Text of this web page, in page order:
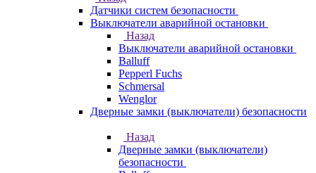
Датчики систем безопасности
Выключатели аварийной остановки
Назад
Выключатели аварийной остановки
Balluff
Pepperl Fuchs
Schmersal
Wenglor
Дверные замки (выключатели) безопасности
Назад
Дверные замки (выключатели)
безопасности